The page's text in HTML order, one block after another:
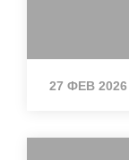
27 ФЕВ 2026